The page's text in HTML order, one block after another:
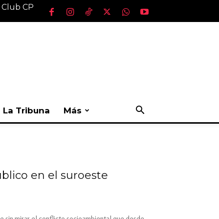
CP
La Tribuna Más
en el suroeste